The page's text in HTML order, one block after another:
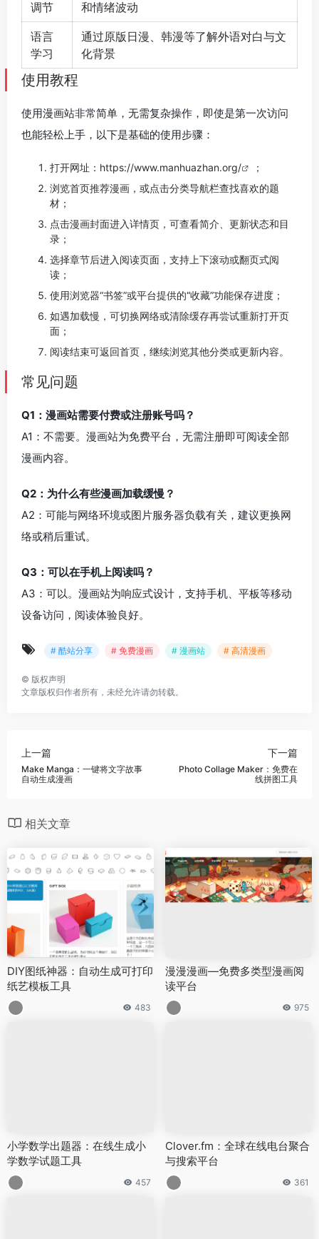
调节 和情绪波动
语言
学习
通过原版日漫、韩漫等了解外语对白与文
化背景
使用教程
使用漫画站非常简单，无需复杂操作，即使是第一次访问
也能轻松上手，以下是基础的使用步骤：
打开网址： https://www.manhuazhan.org/
；
浏览首页推荐漫画，或点击分类导航栏查找喜欢的题
材；
点击漫画封面进入详情页，可查看简介、更新状态和目
录；
选择章节后进入阅读页面，支持上下滚动或翻页式阅
读；
使用浏览器“书签”或平台提供的“收藏”功能保存进度；
如遇加载慢，可切换网络或清除缓存再尝试重新打开页
面；
阅读结束可返回首页，继续浏览其他分类或更新内容。
常见问题
Q1：漫画站需要付费或注册账号吗？
A1：不需要。漫画站为免费平台，无需注册即可阅读全部
漫画内容。
Q2：为什么有些漫画加载缓慢？
A2：可能与网络环境或图片服务器负载有关，建议更换网
络或稍后重试。
Q3：可以在手机上阅读吗？
A3：可以。漫画站为响应式设计，支持手机、平板等移动
设备访问，阅读体验良好。
# 酷站分享 # 免费漫画 # 漫画站 # 高清漫画
© 版权声明
文章版权归作者所有，未经允许请勿转载。
上一篇
Make Manga：一键将文字故事
自动生成漫画
下一篇
Photo Collage Maker：免费在
线拼图工具
相关文章
DIY图纸神器：自动生成可打印
纸艺模板工具
483
漫漫漫画—免费多类型漫画阅
读平台
975
小学数学出题器：在线生成小
学数学试题工具
457
Clover.fm：全球在线电台聚合
与搜索平台
361